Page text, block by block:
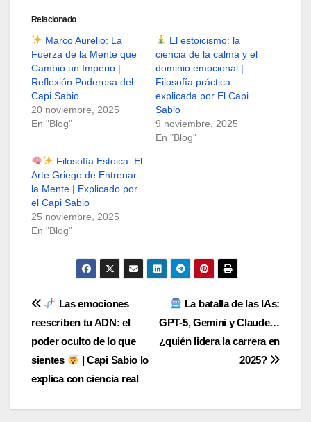
Relacionado
Marco Aurelio: La
Fuerza de la Mente que
Cambió un Imperio |
Reflexión Poderosa del
Capi Sabio
20 noviembre, 2025
En "Blog"
El estoicismo: la
ciencia de la calma y el
dominio emocional |
Filosofía práctica
explicada por El Capi
Sabio
9 noviembre, 2025
En "Blog"
Filosofía Estoica: El
Arte Griego de Entrenar
la Mente | Explicado por
el Capi Sabio
25 noviembre, 2025
En "Blog"
Navegación
de
entradas
La batalla de las IAs:
GPT-5, Gemini y Claude…
¿quién lidera la carrera en
2025?
Las emociones
reescriben tu ADN: el
poder oculto de lo que
sientes
| Capi Sabio lo
explica con ciencia real